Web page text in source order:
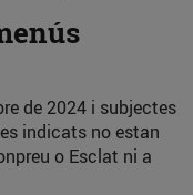
de 2024 i subjectes
indicats no estan
o Esclat ni a